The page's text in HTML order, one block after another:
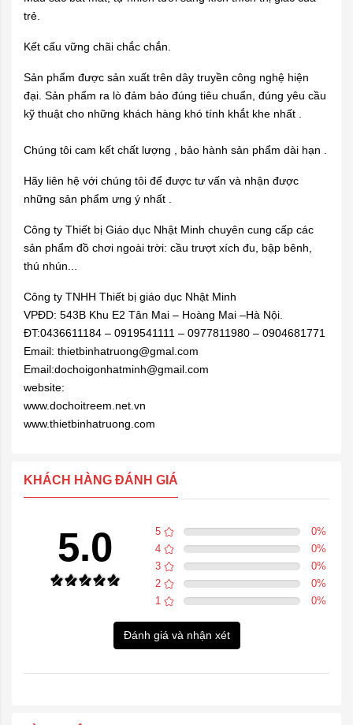
trẻ.
Kết cấu vững chãi chắc chắn.
Sản phẩm được sản xuất trên dây truyền công nghệ hiện
đại. Sản phẩm ra lò đảm bảo đúng tiêu chuẩn, đúng yêu cầu
kỹ thuật cho những khách hàng khó tính khắt khe nhất .
Chúng tôi cam kết chất lượng , bảo hành sản phẩm dài hạn .
Hãy liên hệ với chúng tôi để được tư vấn và nhận được
những sản phẩm ưng ý nhất .
Công ty Thiết bị Giáo dục Nhật Minh chuyên cung cấp các
sản phẩm đồ chơi ngoài trời: cầu trượt xích đu, bập bênh,
thú nhún...
Công ty TNHH Thiết bị giáo dục Nhật Minh
VPĐD: 543B Khu E2 Tân Mai – Hoàng Mai –Hà Nội.
ĐT:0436611184 – 0919541111 – 0977811980 – 0904681771
Email: thietbinhatruong@gmal.com
Email:dochoigonhatminh@gmail.com
website:
www.dochoitreem.net.vn
www.thietbinhatruong.com
KHÁCH HÀNG ĐÁNH GIÁ
5.0 5 0%
4
0%
3
0%
2
0%
1
0%
Đánh giá và nhận xét